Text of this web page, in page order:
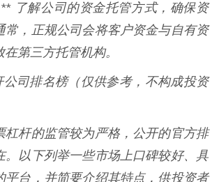
了解公司的资金托管方式，确保资
常，正规公司会将客户资金与自有资
第三方托管机构。
司排名榜（仅供参考，不构成投资
杠杆的监管较为严格，公开的官方排
。以下列举一些市场上口碑较好、具
平台，并简要介绍其特点，供投资者